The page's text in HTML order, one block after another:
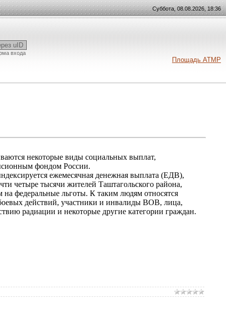
Суббота, 08.08.2026, 18:36
uID
входа
Площадь АТМР
некоторые виды социальных выплат,
фондом России.
ежемесячная денежная выплата (ЕДВ),
четыре тысячи жителей Таштагольского района,
федеральные льготы. К таким людям относятся
действий, участники и инвалиды ВОВ, лица,
радиации и некоторые другие категории граждан.